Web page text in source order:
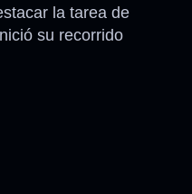
la tarea de
su recorrido